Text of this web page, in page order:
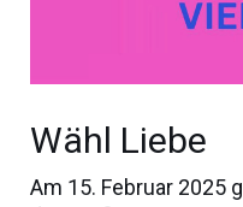
Wähl Liebe
Am 15. Februar 2025